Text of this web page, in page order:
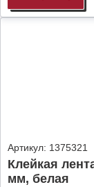
Артикул: 1375321
Клейкая
мм, белая